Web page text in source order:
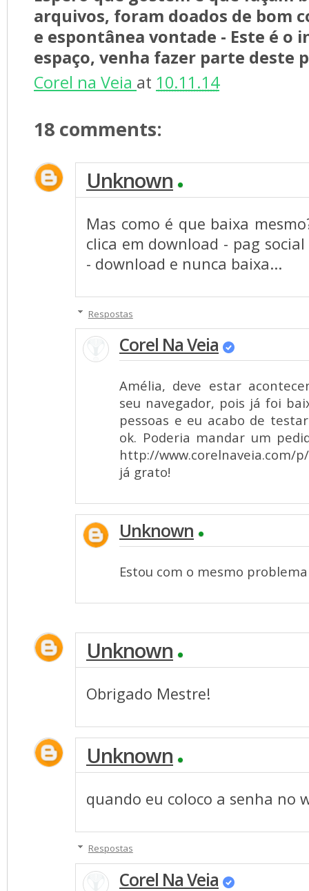
arquivos, foram doados de bom
e espontânea vontade - Este é o
espaço, venha fazer parte
Corel na Veia at 10.11.14
18 comments:
Unknown
Mas como é que baixa
clica em download - pag
- download e nunca baixa...
Respostas
Corel Na Veia
Amélia, deve estar
seu navegador, pois já foi
pessoas e eu acabo de
ok. Poderia mandar um
http://
já grato!
Unknown
Estou com o mesmo problema
Unknown
Obrigado Mestre!
Unknown
quando eu coloco a senha no
Respostas
Corel Na Veia